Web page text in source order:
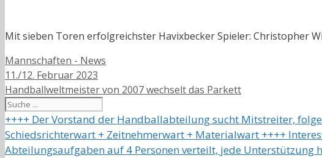
Mit sieben Toren erfolgreichster Havixbecker Spieler: Christopher
Kategorien
Mannschaften - News
11./12. Februar 2023
Handballweltmeister von 2007 wechselt das Parkett
Suchen
++++ Der Vorstand der Handballabteilung sucht Mitstreiter,
Schiedsrichterwart + Zeitnehmerwart + Materialwart ++++
Abteilungsaufgaben auf 4 Personen verteilt, jede Unterstützung